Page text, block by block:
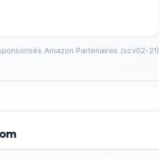
Amazon Partenaires (scv02-21)